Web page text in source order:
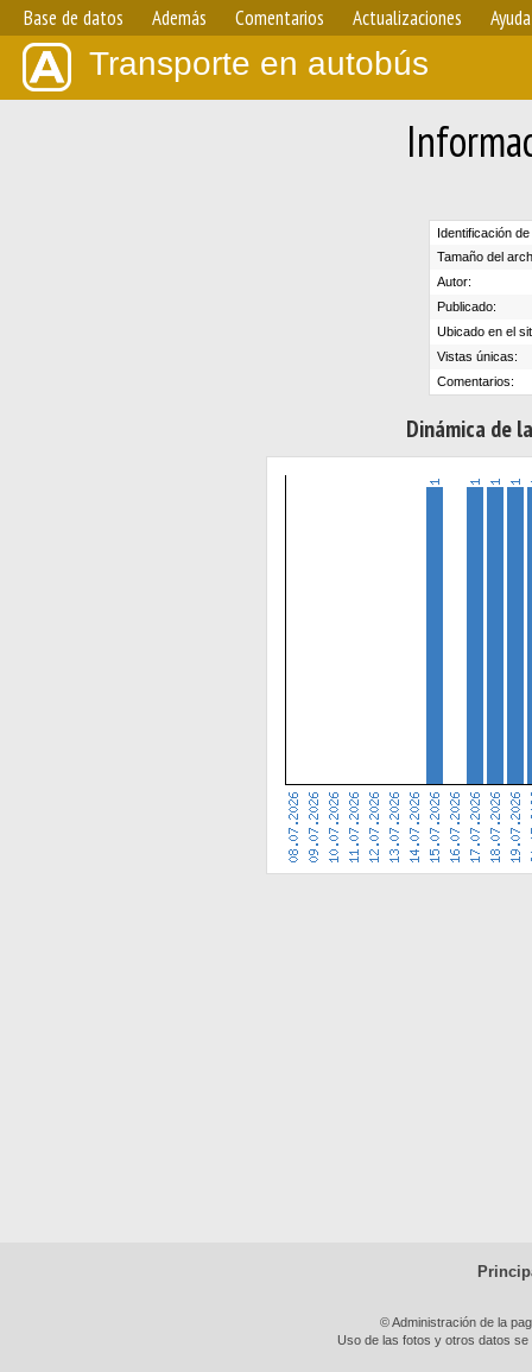
Base de datos Además Comentarios Actualizaciones Ayuda
Transporte en autobús
Identificación
Tamaño del
Autor:
Publicado:
Ubicado en el
Vistas únicas:
Comentarios:
Dinámica de
© Administración de la
Uso de las fotos y otros datos